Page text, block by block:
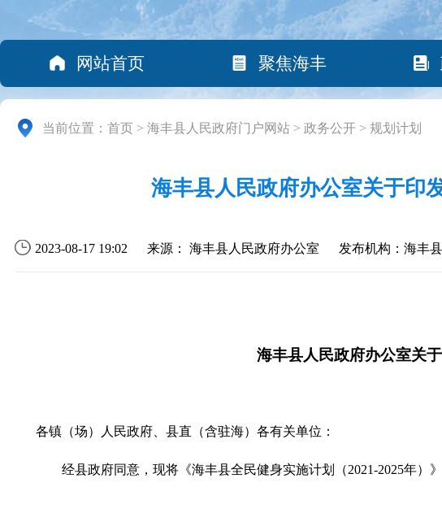
网站首页 聚焦海丰
当前位置： 首页 > 海丰县人民政府门户网站 > 政务公开 > 规划计划
海丰县人民政府办公室关于印
2023-08-17 19:02 来源： 海丰县人民政府办公室 发布机构：海丰
海丰县人民政府办公室关
各镇（场）人民政府、县直（含驻海）各有关单位：
经县政府同意，现将《海丰县全民健身实施计划（2021-2025年）